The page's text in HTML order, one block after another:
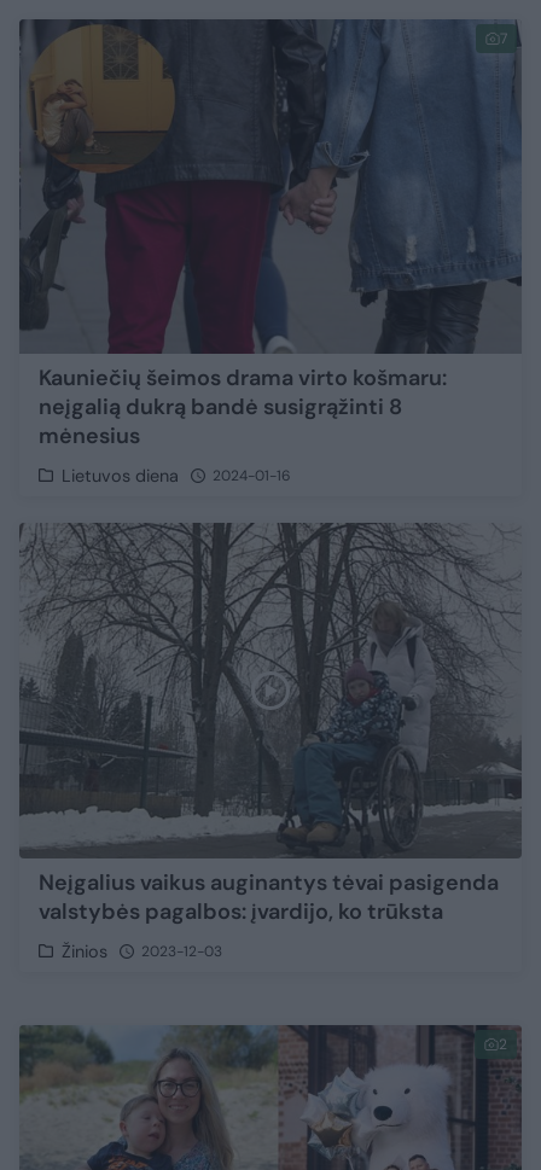
7
Kauniečių šeimos drama virto košmaru:
neįgalią dukrą bandė susigrąžinti 8
mėnesius
Lietuvos diena 2024-01-16
Neįgalius vaikus auginantys tėvai pasigenda
valstybės pagalbos: įvardijo, ko trūksta
Žinios 2023-12-03
2